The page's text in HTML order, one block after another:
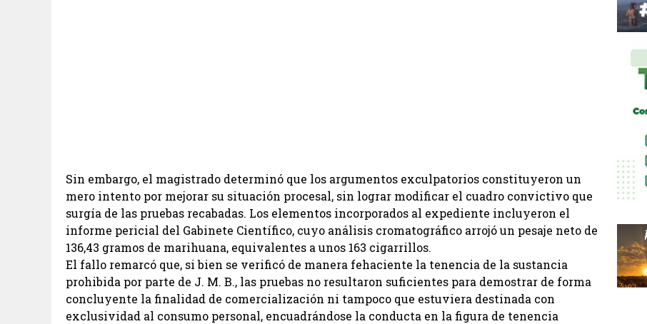
Sin embargo, el magistrado determinó que los argumentos exculpatorios constituyeron un
mero intento por mejorar su situación procesal, sin lograr modificar el cuadro convictivo que
surgía de las pruebas recabadas. Los elementos incorporados al expediente incluyeron el
informe pericial del Gabinete Científico, cuyo análisis cromatográfico arrojó un pesaje neto de
136,43 gramos de marihuana, equivalentes a unos 163 cigarrillos.
El fallo remarcó que, si bien se verificó de manera fehaciente la tenencia de la sustancia
prohibida por parte de J. M. B., las pruebas no resultaron suficientes para demostrar de forma
concluyente la finalidad de comercialización ni tampoco que estuviera destinada con
exclusividad al consumo personal, encuadrándose la conducta en la figura de tenencia